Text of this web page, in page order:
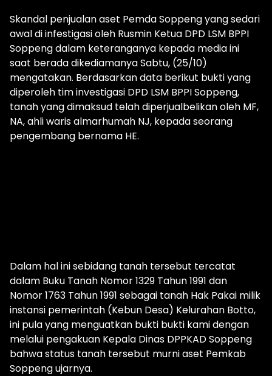
Skandal penjualan aset Pemda Soppeng yang sedari
awal di infestigasi oleh Rusmin Ketua DPD LSM BPPI
Soppeng dalam keteranganya kepada media ini
saat berada dikediamanya Sabtu, (25/10)
mengatakan. Berdasarkan data berikut bukti yang
diperoleh tim investigasi DPD LSM BPPI Soppeng,
tanah yang dimaksud telah diperjualbelikan oleh MF,
NA, ahli waris almarhumah NJ, kepada seorang
pengembang bernama HE.
Dalam hal ini sebidang tanah tersebut tercatat
dalam Buku Tanah Nomor 1329 Tahun 1991 dan
Nomor 1763 Tahun 1991 sebagai tanah Hak Pakai milik
instansi pemerintah (Kebun Desa) Kelurahan Botto,
ini pula yang menguatkan bukti bukti kami dengan
melalui pengakuan Kepala Dinas DPPKAD Soppeng
bahwa status tanah tersebut murni aset Pemkab
Soppeng ujarnya.